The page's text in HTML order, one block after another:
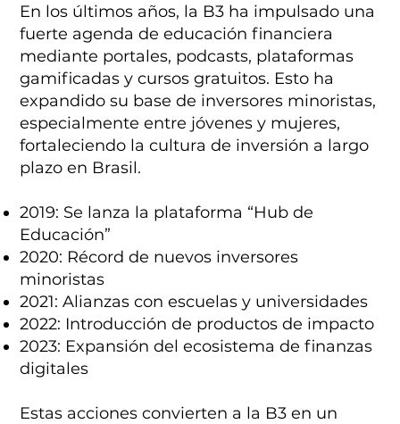
En los últimos años, la B3 ha impulsado una
fuerte agenda de educación financiera
mediante portales, podcasts, plataformas
gamificadas y cursos gratuitos. Esto ha
expandido su base de inversores minoristas,
especialmente entre jóvenes y mujeres,
fortaleciendo la cultura de inversión a largo
plazo en Brasil.
2019: Se lanza la plataforma “Hub de
Educación”
2020: Récord de nuevos inversores
minoristas
2021: Alianzas con escuelas y universidades
2022: Introducción de productos de impacto
2023: Expansión del ecosistema de finanzas
digitales
Estas acciones convierten a la B3 en un